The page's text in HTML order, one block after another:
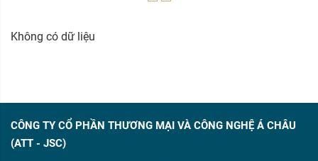
Không có dữ liệu
CÔNG TY CỔ PHẦN THƯƠNG MẠI VÀ CÔNG NGHỆ Á CHÂU
(ATT - JSC)